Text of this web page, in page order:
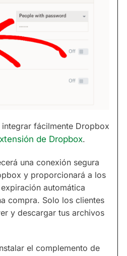
fácilmente Dropbox
de Dropbox.
una conexión segura
y proporcionará a los
automática
compra. Solo los clientes
y descargar tus archivos
el complemento de